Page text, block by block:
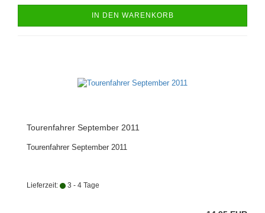
IN DEN WARENKORB
Tourenfahrer September 2011
Tourenfahrer September 2011
Lieferzeit: 3 - 4 Tage